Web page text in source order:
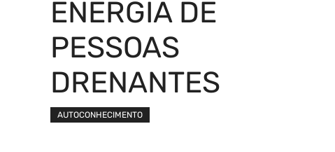
ENERGIA DE
PESSOAS
DRENANTES
AUTOCONHECIMENTO